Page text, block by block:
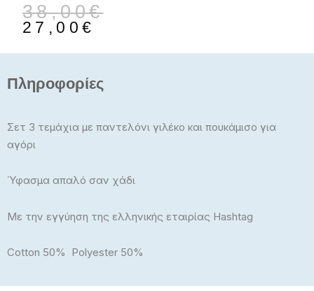
38,00€
Original
price
was:
38,00€.
27,00 €
Η
τρέχουσα
τιμή
είναι:
27,00€.
Πληροφορίες
Σετ 3 τεμάχια με παντελόνι γιλέκο και πουκάμισο για
αγόρι
Ύφασμα απαλό σαν χάδι
Με την εγγύηση της ελληνικής εταιρίας Hashtag
Cotton 50% Polyester 50%